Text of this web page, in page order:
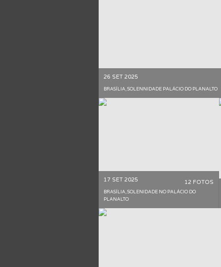
26 SET 2025
BRASÍLIA, SOLENNIDADE PALÁCIO DO PLANALTO
17 SET 2025
BRASÍLIA, SOLENIDADE NO PALÁCIO DO
PLANALTO
12 FOTOS